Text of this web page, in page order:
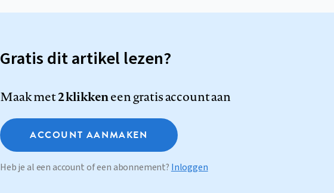
Gratis dit artikel lezen?
Maak met2 klikkeneen gratis account aan
ACCOUNT AANMAKEN
Heb je al een account of een abonnement? Inloggen